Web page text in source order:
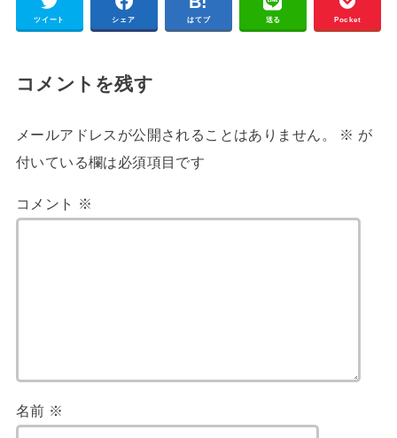
ツイート シェア はてブ 送る Pocket
コメントを残す
メールアドレスが公開されることはありません。 ※ が
付いている欄は必須項目です
コメント ※
名前 ※